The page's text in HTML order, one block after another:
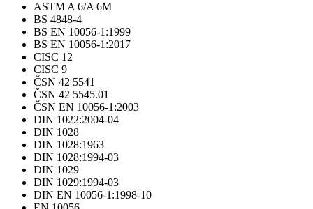
ASTM A 6/A 6M
BS 4848-4
BS EN 10056-1:1999
BS EN 10056-1:2017
CISC 12
CISC 9
ČSN 42 5541
ČSN 42 5545.01
ČSN EN 10056-1:2003
DIN 1022:2004-04
DIN 1028
DIN 1028:1963
DIN 1028:1994-03
DIN 1029
DIN 1029:1994-03
DIN EN 10056-1:1998-10